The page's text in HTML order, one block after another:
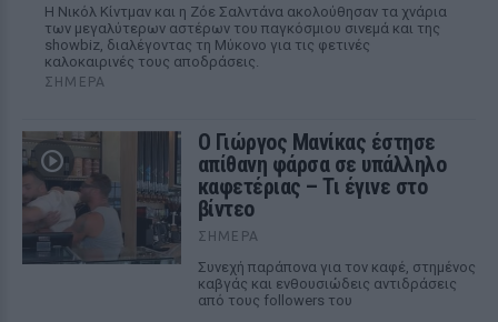
Η Νικόλ Κίντμαν και η Ζόε Σαλντάνα ακολούθησαν τα χνάρια
των μεγαλύτερων αστέρων του παγκόσμιου σινεμά και της
showbiz, διαλέγοντας τη Μύκονο για τις φετινές
καλοκαιρινές τους αποδράσεις.
ΣΉΜΕΡΑ
Ο Γιώργος Μανίκας έστησε
απίθανη φάρσα σε υπάλληλο
καφετέριας – Τι έγινε στο
βίντεο
ΣΉΜΕΡΑ
Συνεχή παράπονα για τον καφέ, στημένος
καβγάς και ενθουσιώδεις αντιδράσεις
από τους followers του